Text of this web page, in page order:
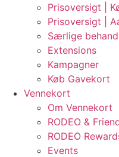
Prisoversigt |
Prisoversigt |
Særlige
Extensions
Kampagner
Køb Gavekort
Vennekort
Om Vennekort
RODEO &
RODEO
Events